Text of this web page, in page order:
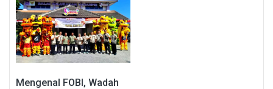
Mengenal FOBI, Wadah